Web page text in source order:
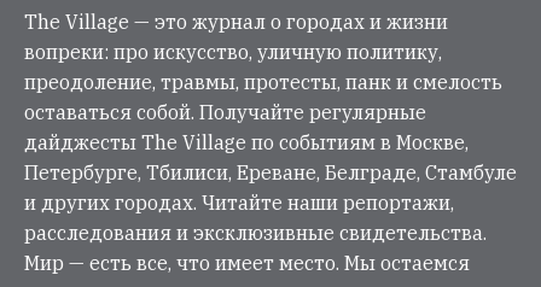
The Village — это журнал о городах и жизни
вопреки: про искусство, уличную политику,
преодоление, травмы, протесты, панк и смелость
оставаться собой. Получайте регулярные
дайджесты The Village по событиям в Москве,
Петербурге, Тбилиси, Ереване, Белграде, Стамбуле
и других городах. Читайте наши репортажи,
расследования и эксклюзивные свидетельства.
Мир — есть все, что имеет место. Мы остаемся